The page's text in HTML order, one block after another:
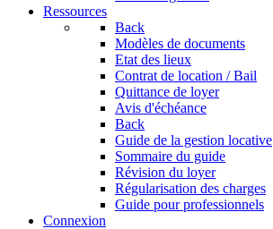
Ressources
Back
Modèles de documents
Etat des lieux
Contrat de location / Bail
Quittance de loyer
Avis d'échéance
Back
Guide de la gestion locative
Sommaire du guide
Révision du loyer
Régularisation des charges
Guide pour professionnels
Connexion